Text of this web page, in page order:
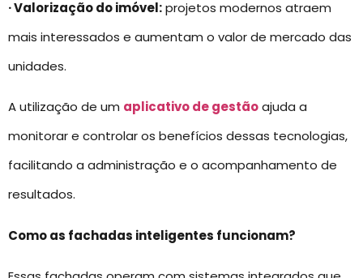
· Valorização do imóvel:projetos modernos atraem
mais interessados e aumentam o valor de mercado das
unidades.
A utilização de um aplicativo de gestãoajuda a
monitorar e controlar os benefícios dessas tecnologias,
facilitando a administração e o acompanhamento de
resultados.
Como as fachadas inteligentes funcionam?